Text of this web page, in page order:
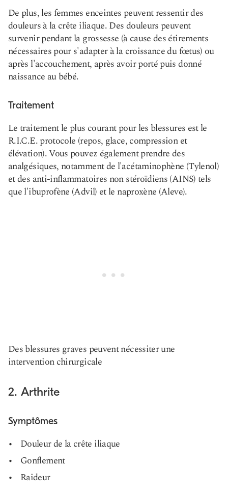
De plus, les femmes enceintes peuvent ressentir des
douleurs à la crête iliaque. Des douleurs peuvent
survenir pendant la grossesse (à cause des étirements
nécessaires pour s'adapter à la croissance du fœtus) ou
après l'accouchement, après avoir porté puis donné
naissance au bébé.
Traitement
Le traitement le plus courant pour les blessures est le
R.I.C.E. protocole (repos, glace, compression et
élévation). Vous pouvez également prendre des
analgésiques, notamment de l'acétaminophène (Tylenol)
et des anti-inflammatoires non stéroïdiens (AINS) tels
que l'ibuprofène (Advil) et le naproxène (Aleve).
Des blessures graves peuvent nécessiter une
intervention chirurgicale
2. Arthrite
Symptômes
Douleur de la crête iliaque
Gonflement
Raideur